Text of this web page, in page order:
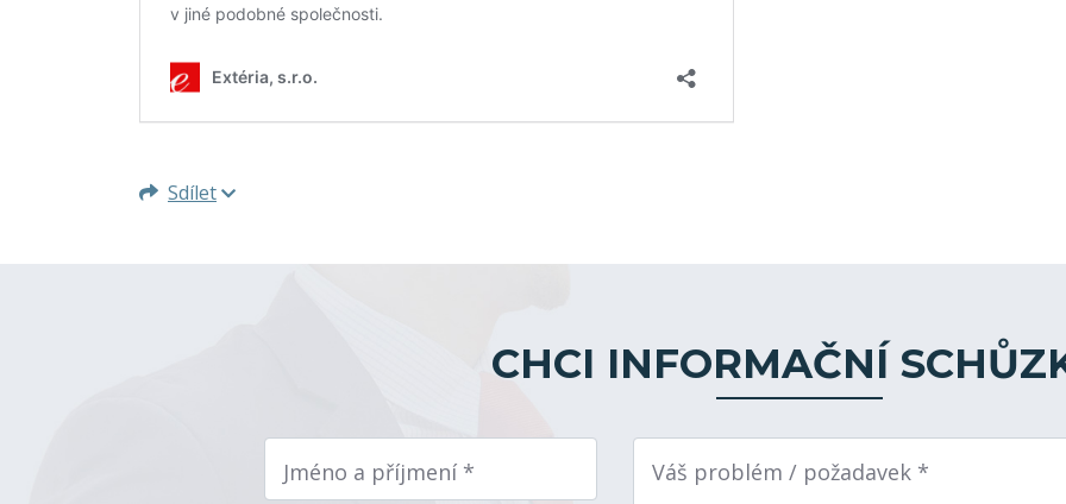
Sdílet
CHCI INFORMAČNÍ
Jméno a příjmení * Váš problém / požadavek *